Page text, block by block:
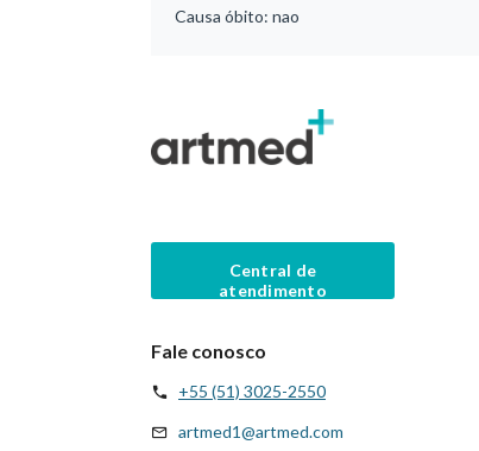
Causa óbito: nao
Central de
atendimento
Fale conosco
+55 (51) 3025-2550
artmed1@artmed.com